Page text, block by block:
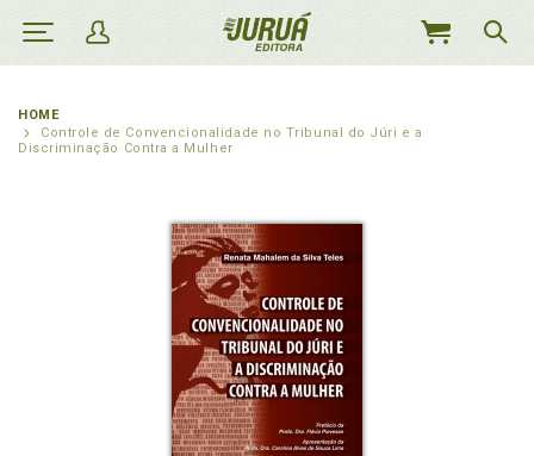
MEU
HOME
Controle de Convencionalidade no Tribunal do Júri e a
Discriminação Contra a Mulher